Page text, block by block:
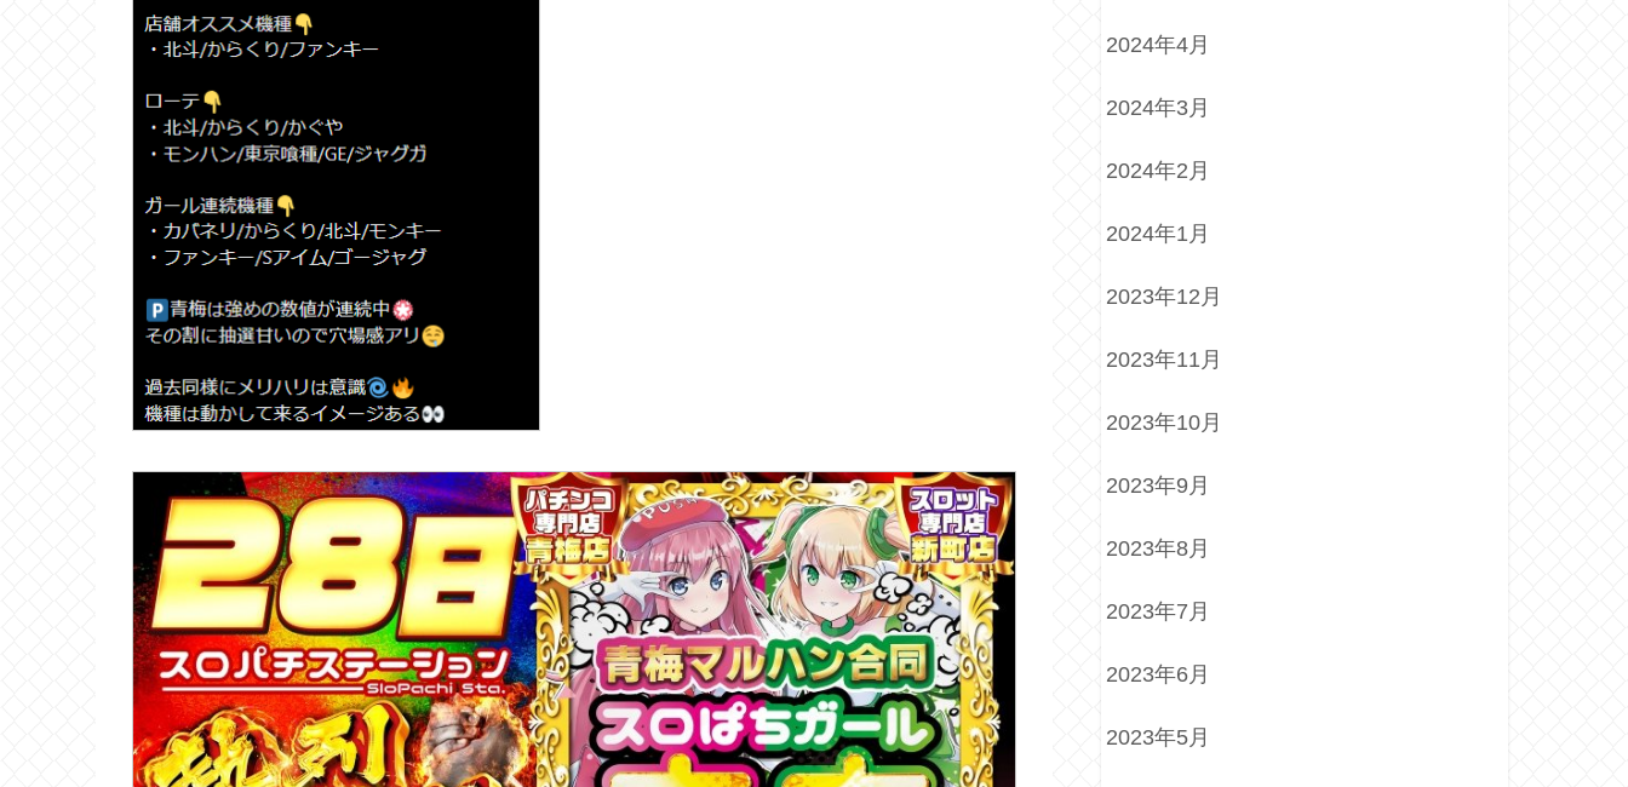
2024年4月
2024年3月
2024年2月
2024年1月
2023年12月
2023年11月
2023年10月
2023年9月
2023年8月
2023年7月
2023年6月
2023年5月